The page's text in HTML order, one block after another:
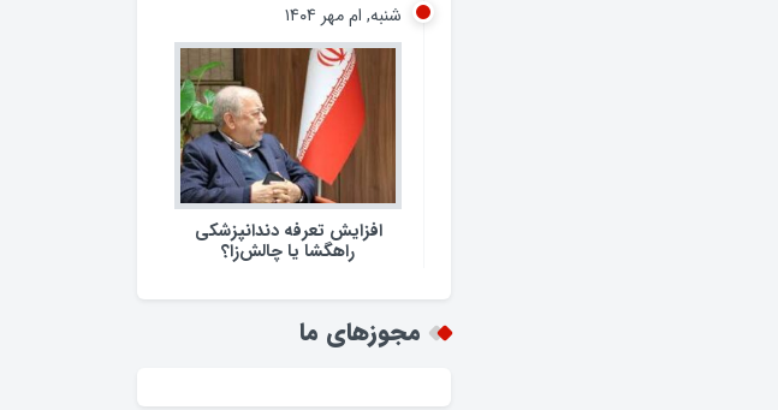
شنبه, ام مهر ۱۴۰۴
افزایش تعرفه دندانپزشکی
راهگشا یا چالش‌زا؟
مجوزهای ما